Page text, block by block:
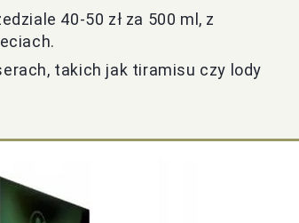
40-50 zł za 500 ml, z
takich jak tiramisu czy lody